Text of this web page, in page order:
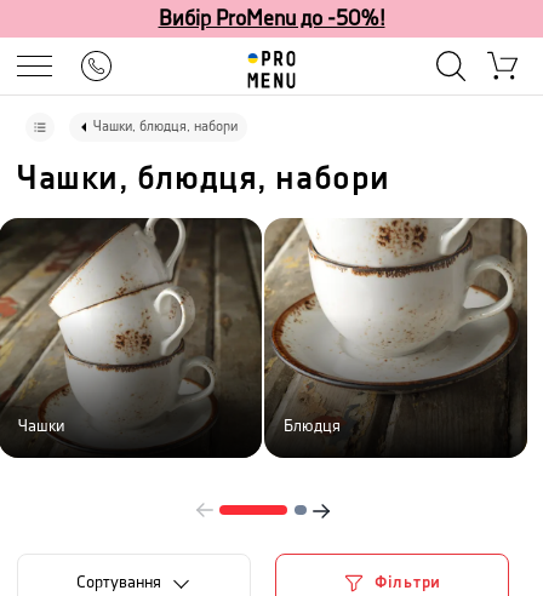
Вибір ProMenu до -50%!
Чашки, блюдця, набори
Чашки, блюдця, набори
Чашки Блюдця
Сортування Фільтри